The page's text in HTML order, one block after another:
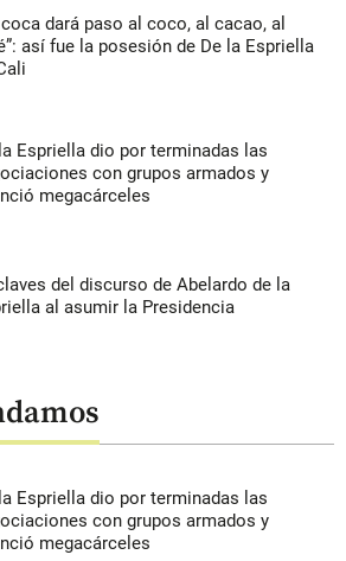
coca dará paso al coco, al cacao, al
así fue la posesión de De la Espriella
Espriella dio por terminadas las
con grupos armados y
megacárceles
del discurso de Abelardo de la
al asumir la Presidencia
Espriella dio por terminadas las
con grupos armados y
megacárceles